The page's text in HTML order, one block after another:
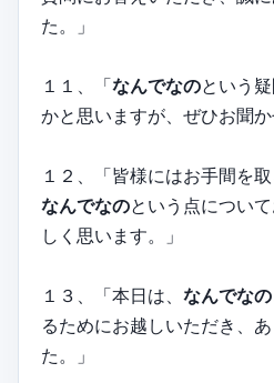
た。」
１１、「なんでなのという
かと思いますが、ぜひお聞か
１２、「皆様にはお手間を
なんでなのという点につい
しく思います。」
１３、「本日は、 なんでなの
るためにお越しいただき、
た。」